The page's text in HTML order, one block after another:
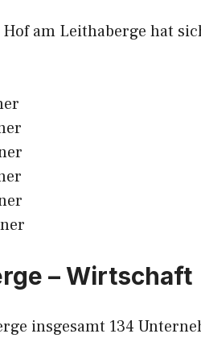
am Leithaberge hat
– Wirtschaft
insgesamt 134